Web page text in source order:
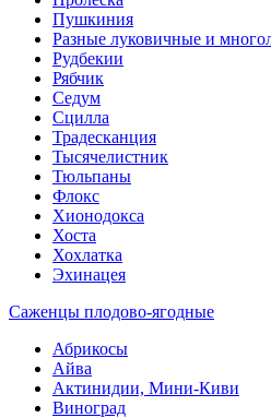
Пушкиния
Разные луковичные и
Рудбекии
Рябчик
Седум
Сцилла
Традесканция
Тысячелистник
Тюльпаны
Флокс
Хионодокса
Хоста
Хохлатка
Эхинацея
Саженцы плодово-ягодные
Абрикосы
Айва
Актинидии, Мини-Киви
Виноград